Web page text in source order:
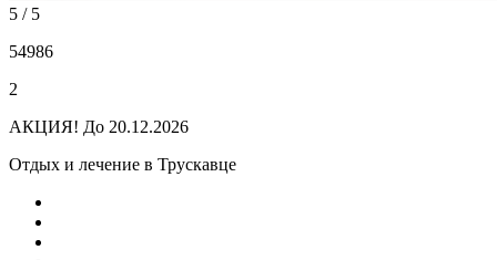
5 / 5
54986
2
АКЦИЯ! До 20.12.2026
Отдых и лечение в Трускавце